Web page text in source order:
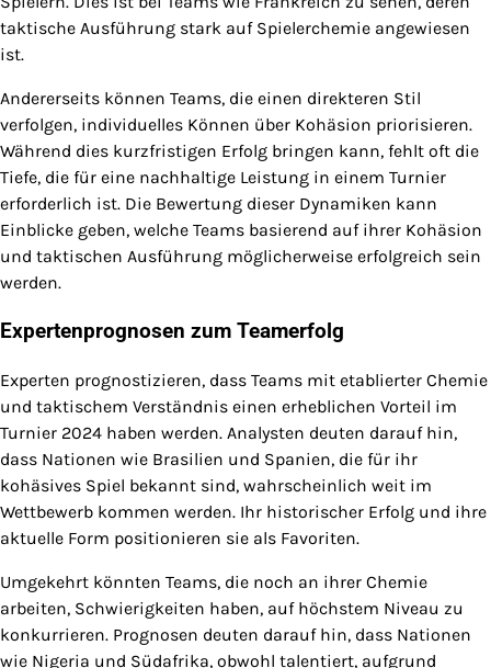
taktische Ausführung stark auf Spielerchemie angewiesen
ist.
Andererseits können Teams, die einen direkteren Stil
verfolgen, individuelles Können über Kohäsion priorisieren.
Während dies kurzfristigen Erfolg bringen kann, fehlt oft die
Tiefe, die für eine nachhaltige Leistung in einem Turnier
erforderlich ist. Die Bewertung dieser Dynamiken kann
Einblicke geben, welche Teams basierend auf ihrer Kohäsion
und taktischen Ausführung möglicherweise erfolgreich sein
werden.
Expertenprognosen zum Teamerfolg
Experten prognostizieren, dass Teams mit etablierter Chemie
und taktischem Verständnis einen erheblichen Vorteil im
Turnier 2024 haben werden. Analysten deuten darauf hin,
dass Nationen wie Brasilien und Spanien, die für ihr
kohäsives Spiel bekannt sind, wahrscheinlich weit im
Wettbewerb kommen werden. Ihr historischer Erfolg und ihre
aktuelle Form positionieren sie als Favoriten.
Umgekehrt könnten Teams, die noch an ihrer Chemie
arbeiten, Schwierigkeiten haben, auf höchstem Niveau zu
konkurrieren. Prognosen deuten darauf hin, dass Nationen
wie Nigeria und Südafrika, obwohl talentiert, aufgrund